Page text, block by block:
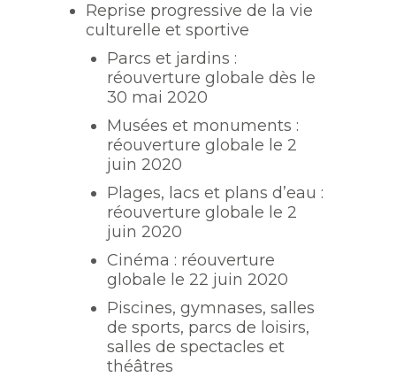
Reprise progressive de la vie
culturelle et sportive
Parcs et jardins :
réouverture globale dès le
30 mai 2020
Musées et monuments :
réouverture globale le 2
juin 2020
Plages, lacs et plans d’eau :
réouverture globale le 2
juin 2020
Cinéma : réouverture
globale le 22 juin 2020
Piscines, gymnases, salles
de sports, parcs de loisirs,
salles de spectacles et
théâtres